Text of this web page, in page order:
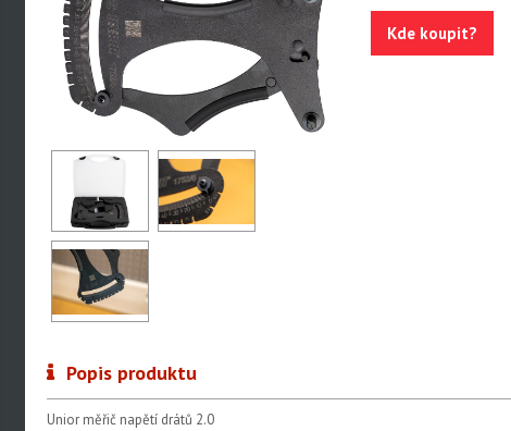
Kde koupit?
Popis produktu
Unior měřič napětí drátů 2.0